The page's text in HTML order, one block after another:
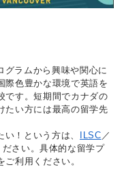
グラムから興味や関心に
際色豊かな環境で英語を
です。短期間でカナダの
たい方には最高の留学先
！という方は、
ILSC ／
さい。具体的な留学プ
利用ください。